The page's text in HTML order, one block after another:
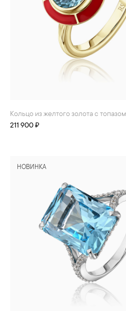
БРАСЛЕТЫ
МУЖЧИНАМ
ИНТЕРЬЕР
АКСЕССУАРЫ И
СУВЕНИРЫ
ХРУСТАЛЬ И ФАРФОР
Кольцо из желтого золота с топазом
211 900 ₽
НОВИНКА